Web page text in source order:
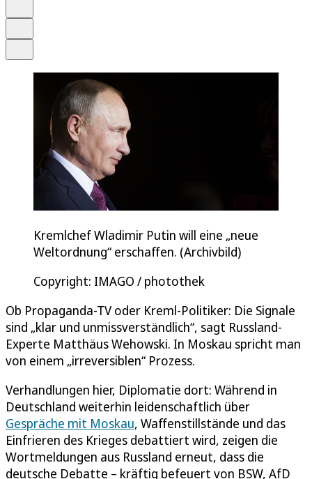
Kremlchef Wladimir Putin will eine „neue
Weltordnung“ erschaffen. (Archivbild)
Copyright: IMAGO / photothek
Ob Propaganda-TV oder Kreml-Politiker: Die Signale
sind „klar und unmissverständlich“, sagt Russland-
Experte Matthäus Wehowski. In Moskau spricht man
von einem „irreversiblen“ Prozess.
Verhandlungen hier, Diplomatie dort: Während in
Deutschland weiterhin leidenschaftlich über
Gespräche mit Moskau, Waffenstillstände und das
Einfrieren des Krieges debattiert wird, zeigen die
Wortmeldungen aus Russland erneut, dass die
deutsche Debatte – kräftig befeuert von BSW, AfD